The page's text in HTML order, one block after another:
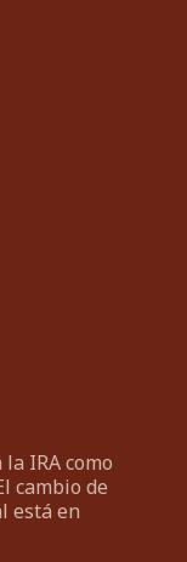
la
de
el
la
un
IRA como
cambio de
está en